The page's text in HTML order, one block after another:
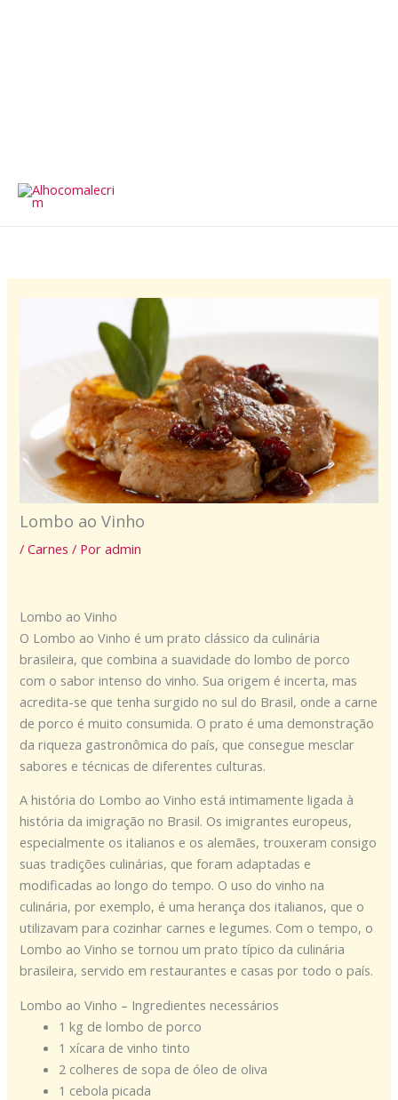
Lombo ao Vinho
/Carnes / Poradmin
Lombo ao Vinho
O Lombo ao Vinho é um prato clássico da culinária
brasileira, que combina a suavidade do lombo de porco
com o sabor intenso do vinho. Sua origem é incerta, mas
acredita-se que tenha surgido no sul do Brasil, onde a carne
de porco é muito consumida. O prato é uma demonstração
da riqueza gastronômica do país, que consegue mesclar
sabores e técnicas de diferentes culturas.
A história do Lombo ao Vinho está intimamente ligada à
história da imigração no Brasil. Os imigrantes europeus,
especialmente os italianos e os alemães, trouxeram consigo
suas tradições culinárias, que foram adaptadas e
modificadas ao longo do tempo. O uso do vinho na
culinária, por exemplo, é uma herança dos italianos, que o
utilizavam para cozinhar carnes e legumes. Com o tempo, o
Lombo ao Vinho se tornou um prato típico da culinária
brasileira, servido em restaurantes e casas por todo o país.
Lombo ao Vinho – Ingredientes necessários
1 kg de lombo de porco
1 xícara de vinho tinto
2 colheres de sopa de óleo de oliva
1 cebola picada